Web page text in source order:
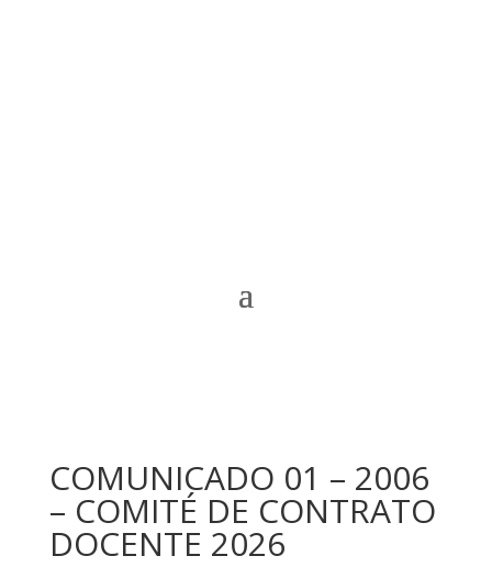
COMUNICADO 01 – 2006
– COMITÉ DE CONTRATO
DOCENTE 2026